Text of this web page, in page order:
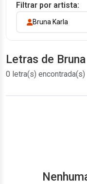
Filtrar por artista:
Bruna Karla
Letras de
0 letra(s) encontrada(s)